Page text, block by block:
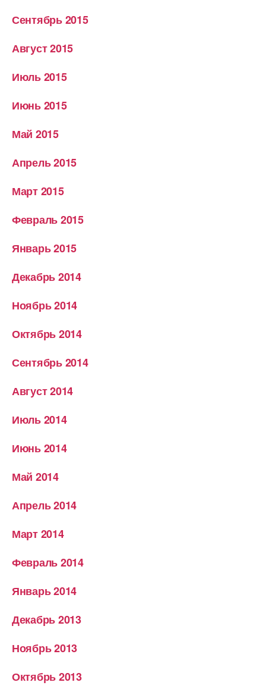
Сентябрь 2015
Август 2015
Июль 2015
Июнь 2015
Май 2015
Апрель 2015
Март 2015
Февраль 2015
Январь 2015
Декабрь 2014
Ноябрь 2014
Октябрь 2014
Сентябрь 2014
Август 2014
Июль 2014
Июнь 2014
Май 2014
Апрель 2014
Март 2014
Февраль 2014
Январь 2014
Декабрь 2013
Ноябрь 2013
Октябрь 2013